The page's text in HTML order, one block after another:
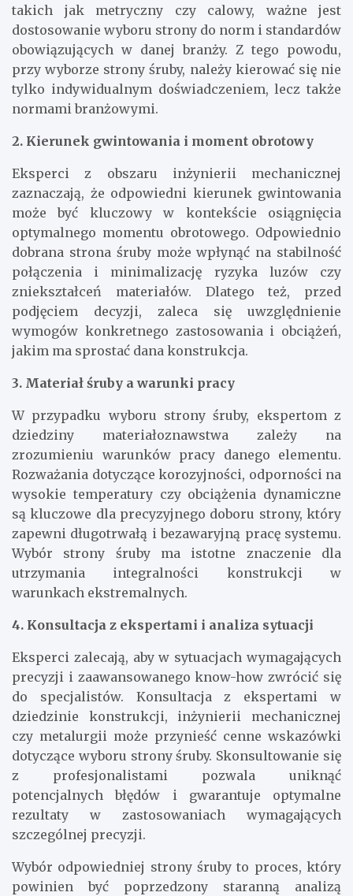
takich jak metryczny czy calowy, ważne jest
dostosowanie wyboru strony do norm i standardów
obowiązujących w danej branży. Z tego powodu,
przy wyborze strony śruby, należy kierować się nie
tylko indywidualnym doświadczeniem, lecz także
normami branżowymi.
2. Kierunek gwintowania i moment obrotowy
Eksperci z obszaru inżynierii mechanicznej
zaznaczają, że odpowiedni kierunek gwintowania
może być kluczowy w kontekście osiągnięcia
optymalnego momentu obrotowego. Odpowiednio
dobrana strona śruby może wpłynąć na stabilność
połączenia i minimalizację ryzyka luzów czy
zniekształceń materiałów. Dlatego też, przed
podjęciem decyzji, zaleca się uwzględnienie
wymogów konkretnego zastosowania i obciążeń,
jakim ma sprostać dana konstrukcja.
3. Materiał śruby a warunki pracy
W przypadku wyboru strony śruby, ekspertom z
dziedziny materiałoznawstwa zależy na
zrozumieniu warunków pracy danego elementu.
Rozważania dotyczące korozyjności, odporności na
wysokie temperatury czy obciążenia dynamiczne
są kluczowe dla precyzyjnego doboru strony, który
zapewni długotrwałą i bezawaryjną pracę systemu.
Wybór strony śruby ma istotne znaczenie dla
utrzymania integralności konstrukcji w
warunkach ekstremalnych.
4. Konsultacja z ekspertami i analiza sytuacji
Eksperci zalecają, aby w sytuacjach wymagających
precyzji i zaawansowanego know-how zwrócić się
do specjalistów. Konsultacja z ekspertami w
dziedzinie konstrukcji, inżynierii mechanicznej
czy metalurgii może przynieść cenne wskazówki
dotyczące wyboru strony śruby. Skonsultowanie się
z profesjonalistami pozwala uniknąć
potencjalnych błędów i gwarantuje optymalne
rezultaty w zastosowaniach wymagających
szczególnej precyzji.
Wybór odpowiedniej strony śruby to proces, który
powinien być poprzedzony staranną analizą